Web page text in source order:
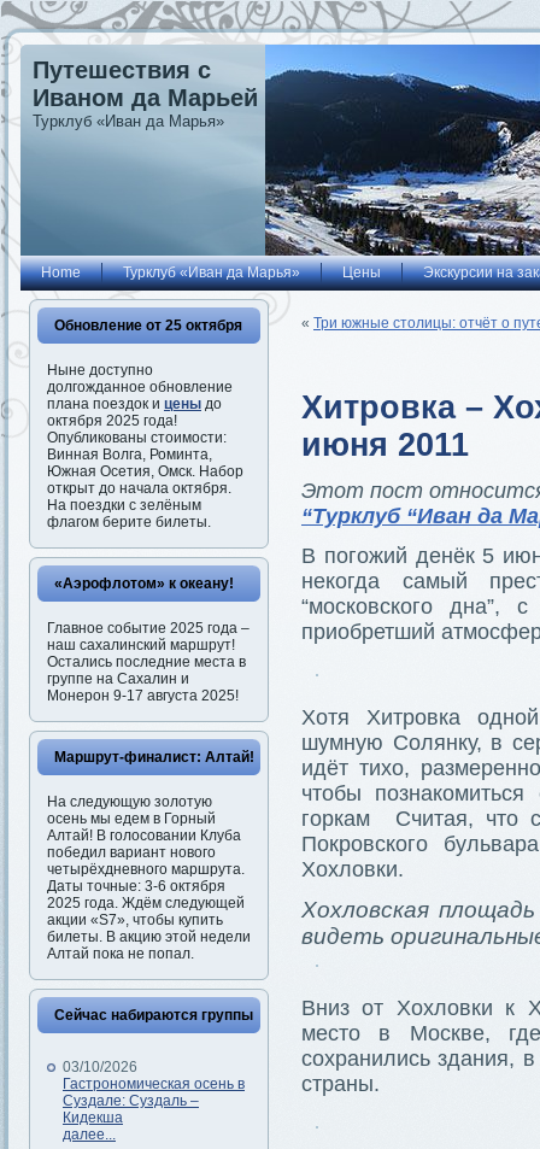
Путешествия с
Иваном да Марьей
Турклуб «Иван да Марья»
Home Турклуб «Иван да Марья» Цены Экскурсии на
Обновление от 25 октября
Ныне доступно
долгожданное обновление
плана поездок и цены до
октября 2025 года!
Опубликованы стоимости:
Винная Волга, Роминта,
Южная Осетия, Омск. Набор
открыт до начала октября.
На поездки с зелёным
флагом берите билеты.
«Аэрофлотом» к океану!
Главное событие 2025 года –
наш сахалинский маршрут!
Остались последние места в
группе на Сахалин и
Монерон 9-17 августа 2025!
Маршрут-финалист: Алтай!
На следующую золотую
осень мы едем в Горный
Алтай! В голосовании Клуба
победил вариант нового
четырёхдневного маршрута.
Даты точные: 3-6 октября
2025 года. Ждём следующей
акции «S7», чтобы купить
билеты. В акцию этой недели
Алтай пока не попал.
Сейчас набираются группы
03/10/2026
Гастрономическая осень в
Суздале: Суздаль –
Кидекша
далее...
« Три южные столицы: отчёт о
Хитровка –
июня 2011
Этот пост
“Турклуб “Иван да
В погожий денёк 5
некогда самый
“московского дна”,
приобретший
Хотя Хитровка
шумную Солянку, в
идёт тихо,
чтобы
горкам Считая, что
Покровского
Хохловки.
Хохловская
видеть
Вниз от Хохловки к
место в Москве,
сохранились здания,
страны.